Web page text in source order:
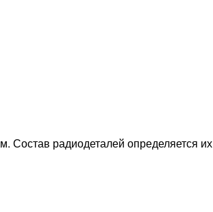
Состав радиодеталей определяется их